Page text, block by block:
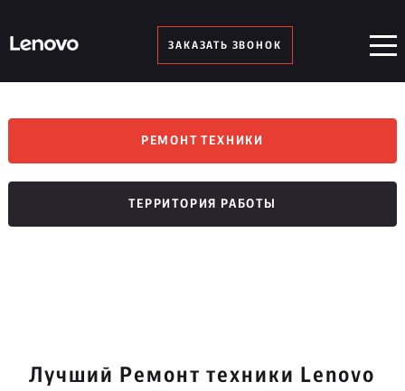
ЗАКАЗАТЬ ЗВОНОК
РЕМОНТ ТЕХНИКИ
ТЕРРИТОРИЯ РАБОТЫ
Лучший Ремонт техники Lenovo